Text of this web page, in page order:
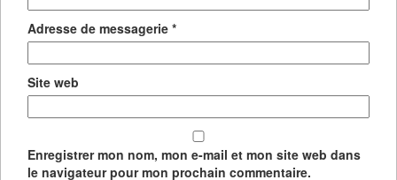
Adresse de messagerie *
Site web
Enregistrer mon nom, mon e-mail et mon site web dans
le navigateur pour mon prochain commentaire.